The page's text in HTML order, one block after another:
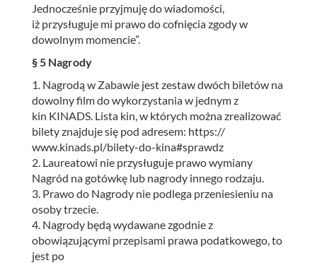
Jednocześnie przyjmuję do wiadomości,
iż przysługuje mi prawo do cofnięcia zgody w
dowolnym momencie”.
§ 5 Nagrody
1. Nagrodą w Zabawie jest zestaw dwóch biletów na
dowolny film do wykorzystania w jednym z
kin KINADS. Lista kin, w których można zrealizować
bilety znajduje się pod adresem: https://
www.kinads.pl/bilety-do-kina#sprawdz
2. Laureatowi nie przysługuje prawo wymiany
Nagród na gotówkę lub nagrody innego rodzaju.
3. Prawo do Nagrody nie podlega przeniesieniu na
osoby trzecie.
4. Nagrody będą wydawane zgodnie z
obowiązującymi przepisami prawa podatkowego, to
jest po